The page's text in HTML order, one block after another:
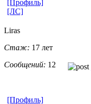
[Профиль]
[ЛС]
Liras
Стаж: 17 лет
Сообщений: 12
[Профиль]